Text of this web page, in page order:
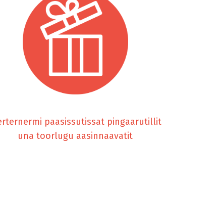
paasissutissat pingaarutillit
una toorlugu aasinnaavatit